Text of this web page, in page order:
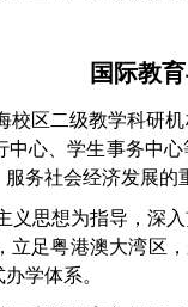
国际教
校区二级教学科研
心、学生事务中
务社会经济发展的
义思想为指导，深
足粤港澳大湾区
学体系。